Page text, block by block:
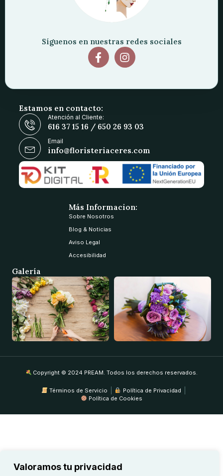
Valoramos tu privacidad
Síguenos en nuestras redes sociales
Estamos en contacto:
Atención al Cliente:
616 37 15 16 / 650 26 93 03
Email
info@floristeriaceres.com
Más Informacion:
Sobre Nosotros
Blog & Noticias
Aviso Legal
Accesibilidad
Galería
Copyright © 2024 PREAM. Todos los derechos reservados.
Términos de Servicio
Política de Privacidad
Política de Cookies